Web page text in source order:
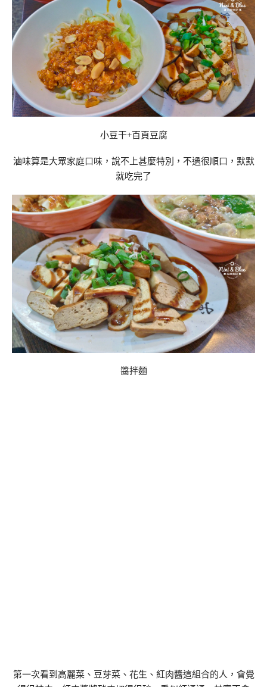
小豆干+百頁豆腐
滷味算是大眾家庭口味，說不上甚麼特別，不過很順口，默默
就吃完了
醬拌麵
第一次看到高麗菜、豆芽菜、花生、紅肉醬這組合的人，會覺